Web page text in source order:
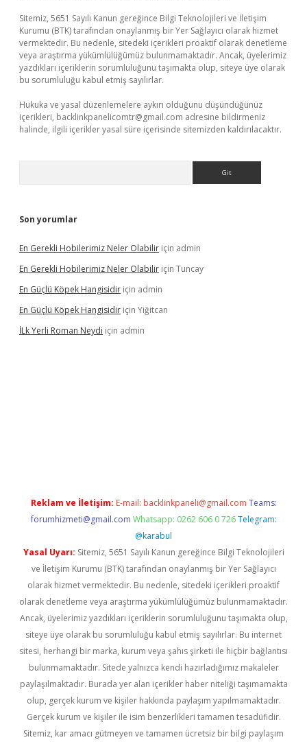
Sitemiz, 5651 Sayılı Kanun gereğince Bilgi Teknolojileri ve İletişim
Kurumu (BTK) tarafından onaylanmış bir Yer Sağlayıcı olarak hizmet
vermektedir. Bu nedenle, sitedeki içerikleri proaktif olarak denetleme
veya araştırma yükümlülüğümüz bulunmamaktadır. Ancak, üyelerimiz
yazdıkları içeriklerin sorumluluğunu taşımakta olup, siteye üye olarak
bu sorumluluğu kabul etmiş sayılırlar.
Hukuka ve yasal düzenlemelere aykırı olduğunu düşündüğünüz
içerikleri, backlinkpanelicomtr@gmail.com adresine bildirmeniz
halinde, ilgili içerikler yasal süre içerisinde sitemizden kaldırılacaktır.
Son yorumlar
En Gerekli Hobilerimiz Neler Olabilir için admin
En Gerekli Hobilerimiz Neler Olabilir için Tuncay
En Güçlü Köpek Hangisidir için admin
En Güçlü Köpek Hangisidir için Yiğitcan
İLk Yerli Roman Neydi için admin
Reklam ve İletişim: E-mail: backlinkpaneli@gmail.com Teams:
forumhizmeti@gmail.com Whatsapp: 0262 606 0 726 Telegram:
@karabul
Yasal Uyarı: Sitemiz, 5651 Sayılı Kanun gereğince Bilgi Teknolojileri
ve İletişim Kurumu (BTK) tarafından onaylanmış bir Yer Sağlayıcı
olarak hizmet vermektedir. Bu nedenle, sitedeki içerikleri proaktif
olarak denetleme veya araştırma yükümlülüğümüz bulunmamaktadır.
Ancak, üyelerimiz yazdıkları içeriklerin sorumluluğunu taşımakta olup,
siteye üye olarak bu sorumluluğu kabul etmiş sayılırlar. Bu internet
sitesi, herhangi bir marka, kurum veya şahıs şirketi ile hiçbir bağlantısı
bulunmamaktadır. Sitede yalnızca kendi hazırladığımız makaleler
paylaşılmaktadır. Burada yer alan içerikler haber niteliği taşımamakta
olup, gerçek kurum ve kişiler hakkında paylaşım yapılmamaktadır.
Gerçek kurum ve kişiler ile isim benzerlikleri tamamen tesadüfidir.
Sitemiz, kar amacı gütmeyen ve tamamen ücretsiz bir bilgi paylaşım